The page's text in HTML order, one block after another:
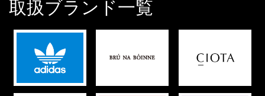
取扱ブランド一覧